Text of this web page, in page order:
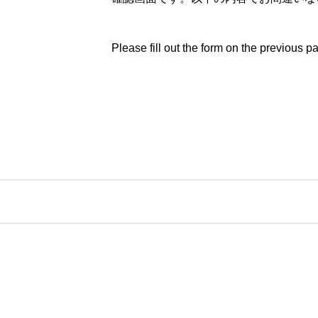
Please fill out the form on the previous